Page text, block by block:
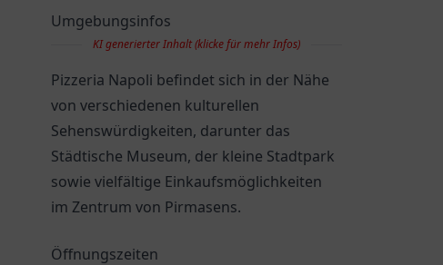
Umgebungsinfos
KI generierter Inhalt (klicke für mehr Infos)
Pizzeria Napoli befindet sich in der Nähe
von verschiedenen kulturellen
Sehenswürdigkeiten, darunter das
Städtische Museum, der kleine Stadtpark
sowie vielfältige Einkaufsmöglichkeiten
im Zentrum von Pirmasens.
Öffnungszeiten